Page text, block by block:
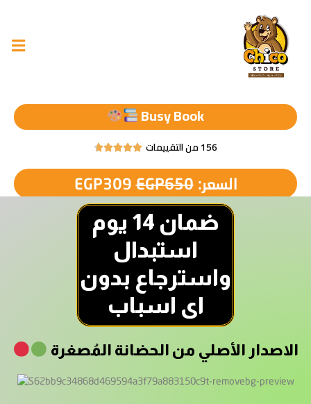
Busy Book
156 من التقييمات 




السعر: EGP650
EGP309
ضمان 14 يوم
استبدال
واسترجاع بدون
اى اسباب
الاصدار الأصلي من الحضانة المُصغرة